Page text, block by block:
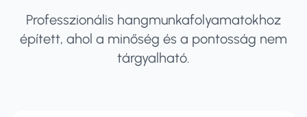
Professzionális hangmunkafolyamatokhoz
épített, ahol a minőség és a pontosság nem
tárgyalható.